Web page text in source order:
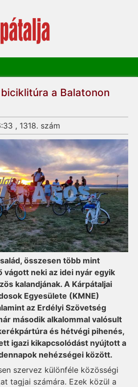
a Balatonon
, 1318. szám
összesen több mint
vágott neki az idei nyár egyik
kalandjának. A Kárpátaljai
Egyesülete (KMNE)
az Erdélyi Szövetség
második alkalommal valósult
és hétvégi pihenés,
igazi kikapcsolódást nyújtott a
nehézségei között.
szervez különféle közösségi
tagjai számára. Ezek közül a